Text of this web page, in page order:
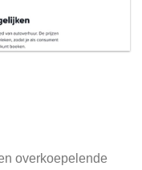
overkoepelende